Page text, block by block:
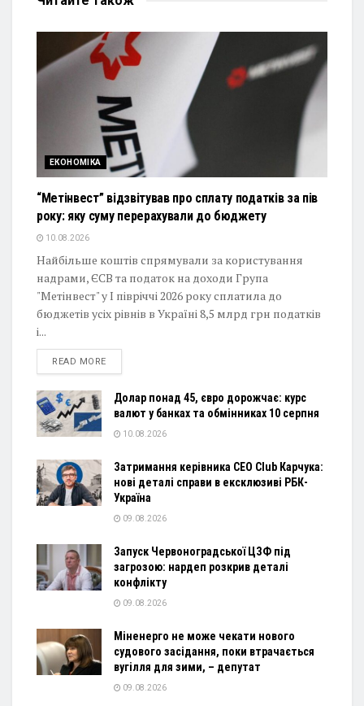
ЕКОНОМІКА
“Метінвест” відзвітував про сплату податків за пів
року: яку суму перерахували до бюджету
10.08.2026
Найбільше коштів спрямували за користування
надрами, ЄСВ та податок на доходи Група
"Метінвест" у I півріччі 2026 року сплатила до
бюджетів усіх рівнів в Україні 8,5 млрд грн податків
і...
READ MOREDETAILS
Долар понад 45, євро дорожчає: курс
валют у банках та обмінниках 10 серпня
10.08.2026
Затримання керівника CEO Club Карчука:
нові деталі справи в ексклюзиві РБК-
Україна
09.08.2026
Запуск Червоноградської ЦЗФ під
загрозою: нардеп розкрив деталі
конфлікту
09.08.2026
Міненерго не може чекати нового
судового засідання, поки втрачається
вугілля для зими, – депутат
09.08.2026